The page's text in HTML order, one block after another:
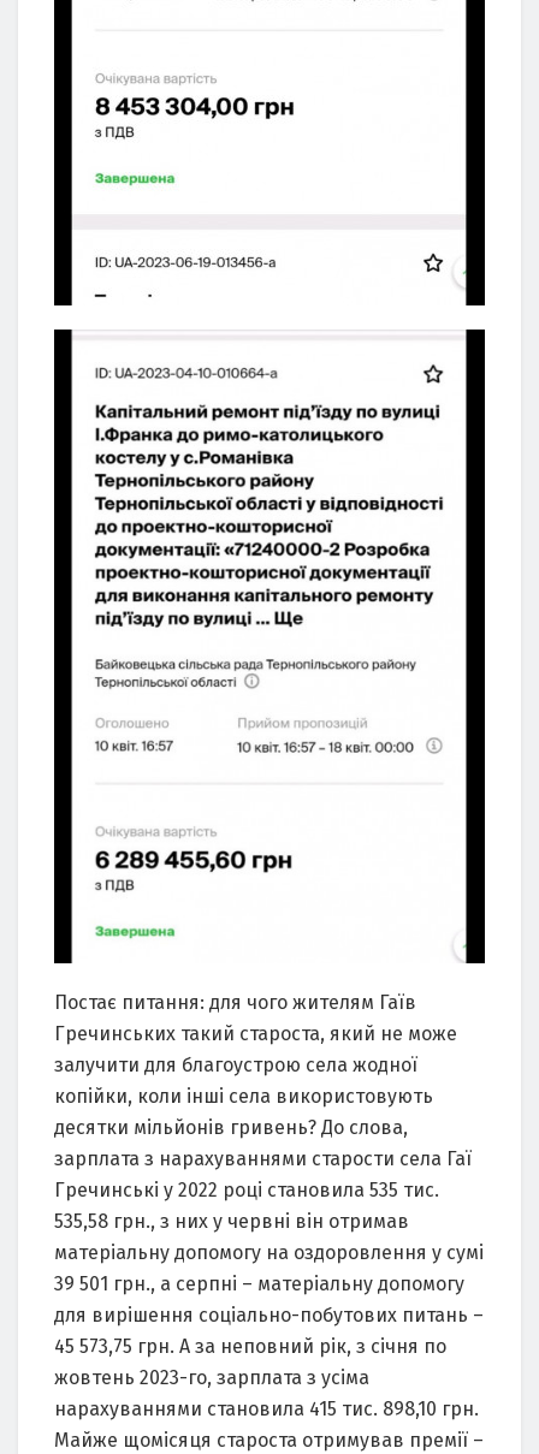
Постає питання: для чого жителям Гаїв
Гречинських такий староста, який не може
залучити для благоустрою села жодної
копійки, коли інші села використовують
десятки мільйонів гривень? До слова,
зарплата з нарахуваннями старости села Гаї
Гречинські у 2022 році становила 535 тис.
535,58 грн., з них у червні він отримав
матеріальну допомогу на оздоровлення у сумі
39 501 грн., а серпні – матеріальну допомогу
для вирішення соціально-побутових питань –
45 573,75 грн. А за неповний рік, з січня по
жовтень 2023-го, зарплата з усіма
нарахуваннями становила 415 тис. 898,10 грн.
Майже щомісяця староста отримував премії –